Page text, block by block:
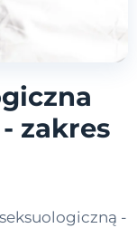
zakres
-